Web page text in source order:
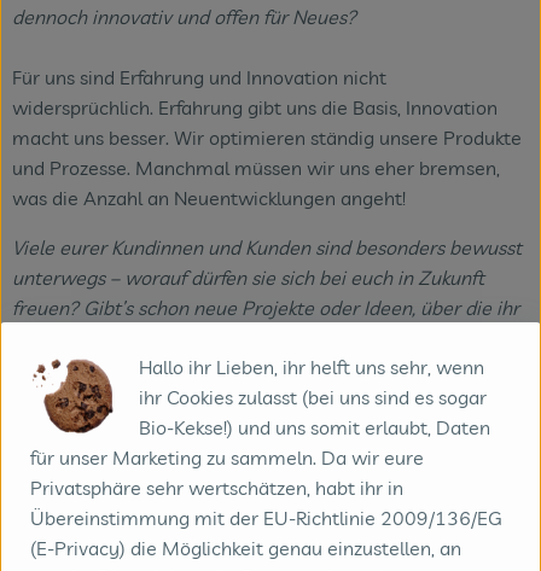
dennoch innovativ und offen für Neues?
Für uns sind Erfahrung und Innovation nicht
widersprüchlich. Erfahrung gibt uns die Basis, Innovation
macht uns besser. Wir optimieren ständig unsere Produkte
und Prozesse. Manchmal müssen wir uns eher bremsen,
was die Anzahl an Neuentwicklungen angeht!
Viele eurer Kundinnen und Kunden sind besonders bewusst
unterwegs – worauf dürfen sie sich bei euch in Zukunft
freuen? Gibt’s schon neue Projekte oder Ideen, über die ihr
Ab August lohnt sich ein Blick auf unsere Webseite – wir
launchen unsere Raumdüfte. Ein wirklich, wie wir finden,
gelungener Relaunch, auf den wir uns sehr freuen.
Und zum Schluss: Was bedeutet euch die Zusammenarbeit
mit Vertriebspartnern wie dem Bioboten?
Hallo ihr Lieben, ihr helft uns sehr, wenn
ihr Cookies zulasst (bei uns sind es sogar
Bio-Kekse!) und uns somit erlaubt, Daten
für unser Marketing zu sammeln. Da wir eure
Privatsphäre sehr wertschätzen, habt ihr in
Übereinstimmung mit der EU-Richtlinie 2009/136/EG
(E-Privacy) die Möglichkeit genau einzustellen, an